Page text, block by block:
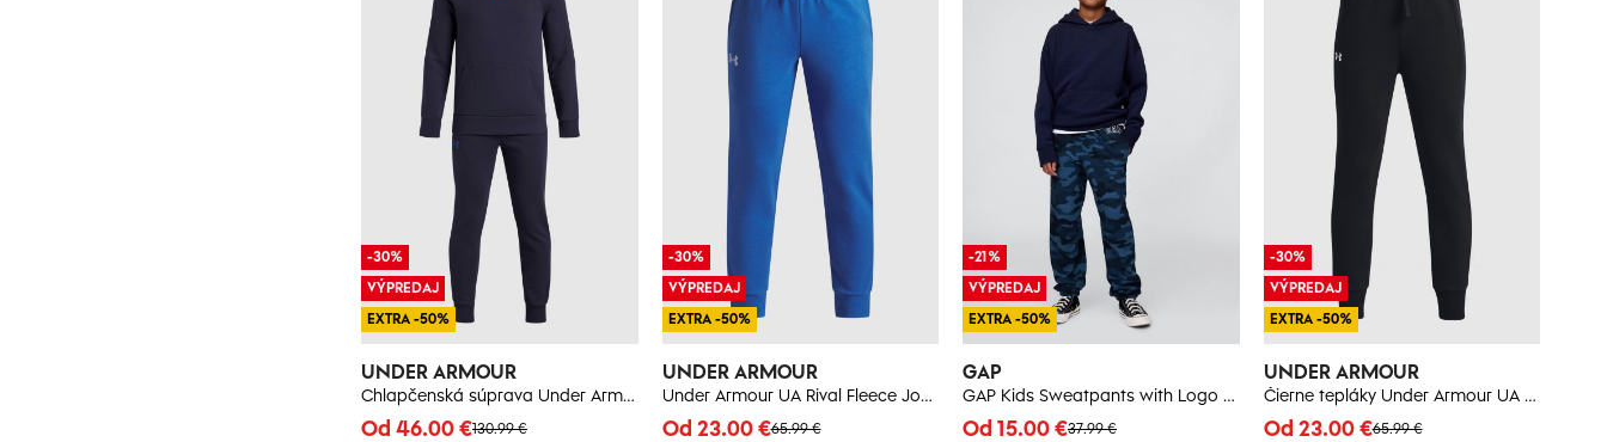
UNDER ARMOUR
Chlapčenská súprava Under Armour UA Rival Fleece
130.99 €
Od 46.00 €
-30%
VÝPREDAJ
EXTRA -50%
UNDER ARMOUR
Under Armour UA Rival Fleece Joggers-BLU Boys' Sweatpants - Boys
65.99 €
Od 23.00 €
-30%
VÝPREDAJ
EXTRA -50%
GAP
GAP Kids Sweatpants with Logo - Boys
37.99 €
Od 15.00 €
-21%
VÝPREDAJ
EXTRA -50%
UNDER ARMOUR
Čierne tepláky Under Armour UA Rival Fleece Joggers
65.99 €
Od 23.00 €
-30%
VÝPREDAJ
EXTRA -50%